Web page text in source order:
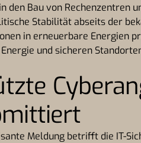
den Bau von Rechenzentren
Stabilität abseits der
in erneuerbare Energien
und sicheren
Meldung betrifft die IT-